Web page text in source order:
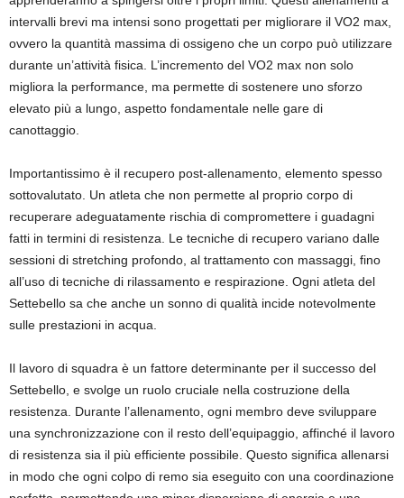
intervalli brevi ma intensi sono progettati per migliorare il VO2 max,
ovvero la quantità massima di ossigeno che un corpo può utilizzare
durante un’attività fisica. L’incremento del VO2 max non solo
migliora la performance, ma permette di sostenere uno sforzo
elevato più a lungo, aspetto fondamentale nelle gare di
canottaggio.
Importantissimo è il recupero post-allenamento, elemento spesso
sottovalutato. Un atleta che non permette al proprio corpo di
recuperare adeguatamente rischia di compromettere i guadagni
fatti in termini di resistenza. Le tecniche di recupero variano dalle
sessioni di stretching profondo, al trattamento con massaggi, fino
all’uso di tecniche di rilassamento e respirazione. Ogni atleta del
Settebello sa che anche un sonno di qualità incide notevolmente
sulle prestazioni in acqua.
Il lavoro di squadra è un fattore determinante per il successo del
Settebello, e svolge un ruolo cruciale nella costruzione della
resistenza. Durante l’allenamento, ogni membro deve sviluppare
una synchronizzazione con il resto dell’equipaggio, affinché il lavoro
di resistenza sia il più efficiente possibile. Questo significa allenarsi
in modo che ogni colpo di remo sia eseguito con una coordinazione